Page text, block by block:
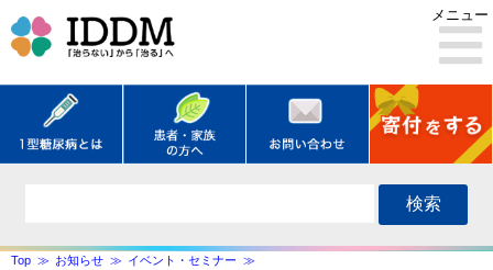
メニュー
検索
Top お知らせ
イベント・セミナー